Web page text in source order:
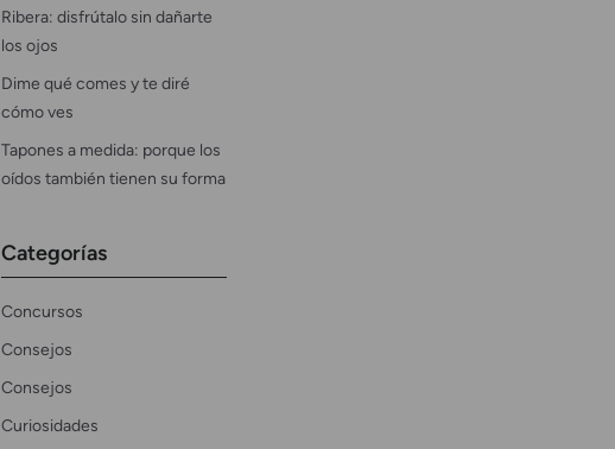
Ribera: disfrútalo sin dañarte
los ojos
Dime qué comes y te diré
cómo ves
Tapones a medida: porque los
oídos también tienen su forma
Categorías
Concursos
Consejos
Consejos
Curiosidades